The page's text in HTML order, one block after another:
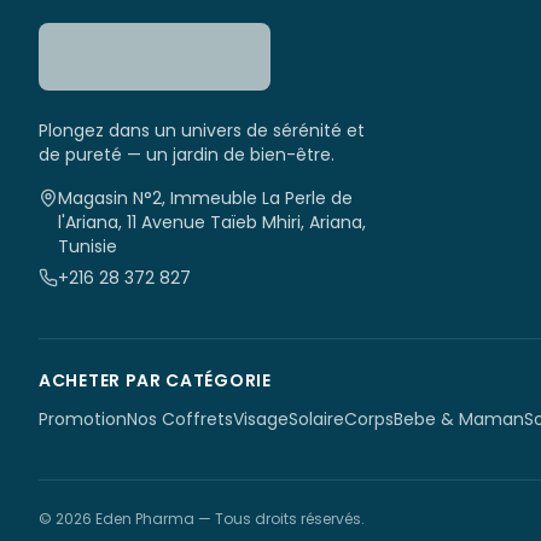
Plongez dans un univers de sérénité et
de pureté — un jardin de bien-être.
Magasin N°2, Immeuble La Perle de
l'Ariana, 11 Avenue Taïeb Mhiri, Ariana,
Tunisie
+216 28 372 827
ACHETER PAR CATÉGORIE
PromotionNos CoffretsVisageSolaireCorpsBebe & Maman
© 2026 Eden Pharma — Tous droits réservés.